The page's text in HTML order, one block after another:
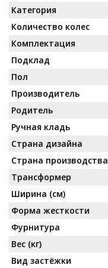
Категория
Количество колес
Комплектация
Подклад
Пол
Производитель
Родитель
Ручная кладь
Страна дизайна
Страна производства
Трансформер
Ширина (см)
Форма жесткости
Фурнитура
Вес (кг)
Вид застёжки